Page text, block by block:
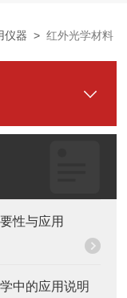
仪器 >红外光学材料
性与应用
中的应用说明